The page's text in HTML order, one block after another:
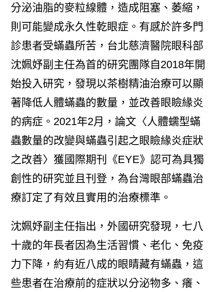
分泌油脂的麥粒線體，造成阻塞、萎縮，
則可能變成永久性乾眼症。有感於許多門
診患者受蟎蟲所苦，台北慈濟醫院眼科部
沈姵妤副主任為首的研究團隊自2018年開
始投入研究，發現以茶樹精油治療可以顯
著降低人體蟎蟲的數量，並改善眼瞼緣炎
的病症。2021年2月，論文〈人體蠕型蟎
蟲數量的改變與蟎蟲引起之眼瞼緣炎症狀
之改善〉獲國際期刊《EYE》認可為具獨
創性的研究並且刊登，為台灣眼部蟎蟲治
療訂定了有效且實用的治療標準。
沈姵妤副主任指出，外國研究發現，七八
十歲的年長者因為生活習慣、老化、免疫
力下降，約有近八成的眼睛藏有蟎蟲，這
些患者在治療前的症狀以分泌物多、癢、